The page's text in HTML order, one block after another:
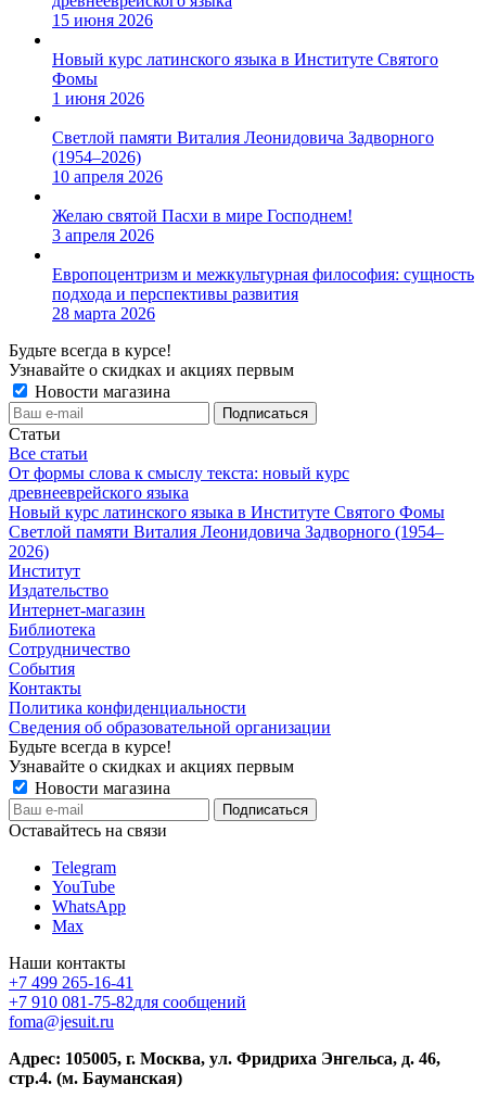
15 июня 2026
Новый курс латинского языка в Институте Святого
Фомы
1 июня 2026
Светлой памяти Виталия Леонидовича Задворного
(1954–2026)
10 апреля 2026
Желаю святой Пасхи в мире Господнем!
3 апреля 2026
Европоцентризм и межкультурная философия: сущность
подхода и перспективы развития
28 марта 2026
Будьте всегда в курсе!
Узнавайте о скидках и акциях первым
Новости магазина
Статьи
Все статьи
От формы слова к смыслу текста: новый курс
древнееврейского языка
Новый курс латинского языка в Институте Святого Фомы
Светлой памяти Виталия Леонидовича Задворного (1954–
2026)
Институт
Издательство
Интернет-магазин
Библиотека
Сотрудничество
События
Контакты
Политика конфиденциальности
Сведения об образовательной организации
Будьте всегда в курсе!
Узнавайте о скидках и акциях первым
Новости магазина
Оставайтесь на связи
Telegram
YouTube
WhatsApp
Max
Наши контакты
+7 499 265-16-41
+7 910 081-75-82для сообщений
foma@jesuit.ru
Адрес: 105005, г. Москва, ул. Фридриха Энгельса, д. 46,
стр.4. (м. Бауманская)